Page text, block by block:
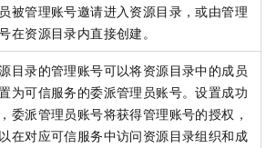
被管理账号邀请进入资源目录，或由管理
在资源目录内直接创建。
目录的管理账号可以将资源目录中的成员
为可信服务的委派管理员账号。设置成功
委派管理员账号将获得管理账号的授权，
在对应可信服务中访问资源目录组织和成